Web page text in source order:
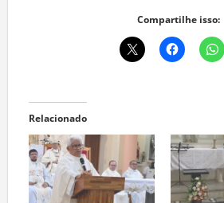
Compartilhe isso:
Relacionado